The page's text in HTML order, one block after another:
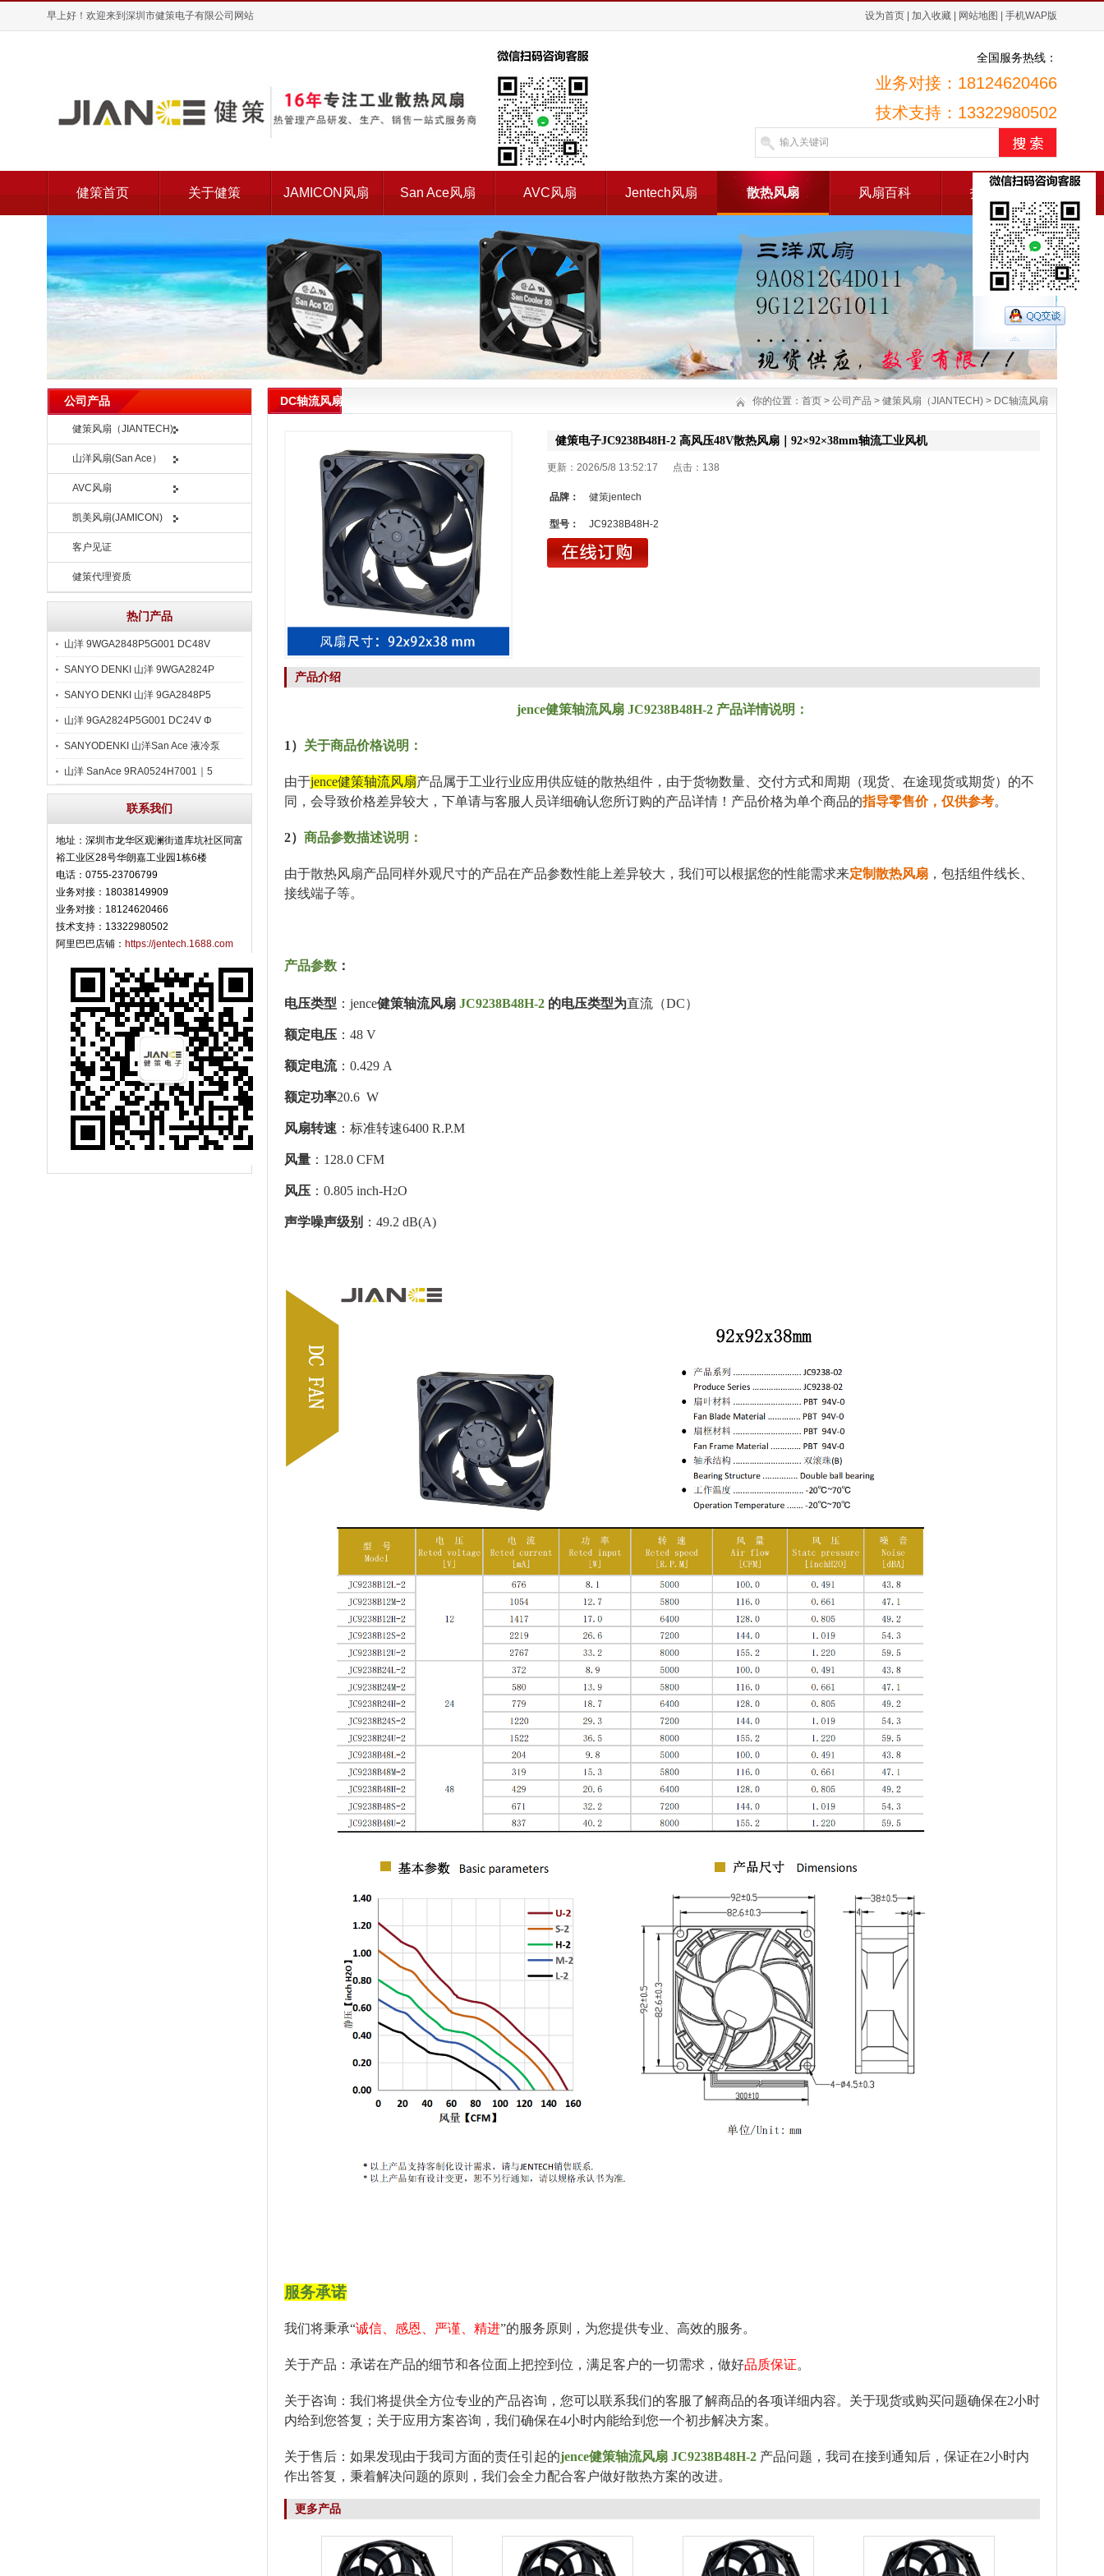
早上好！欢迎来到深圳市健策电子有限公司网站 设为首页 加入收藏 网站地图 手机WAP版
全国服务热线：
业务对接：18124620466
技术支持：13322980502
健策首页 关于健策 JAMICON风扇 San Ace风扇 AVC风扇 Jentech风扇 散热风扇 风扇百科 招贤纳士
公司产品
健策风扇（JIANTECH)
山洋风扇(San Ace）
AVC风扇
凯美风扇(JAMICON)
客户见证
健策代理资质
热门产品
山洋 9WGA2848P5G001 DC48V
SANYO DENKI 山洋 9WGA2824P
SANYO DENKI 山洋 9GA2848P5
山洋 9GA2824P5G001 DC24V Φ
SANYODENKI 山洋San Ace 液冷泵
山洋 SanAce 9RA0524H7001｜5
联系我们
地址：深圳市龙华区观澜街道库坑社区同富
裕工业区28号华朗嘉工业园1栋6楼
电话：0755-23706799
业务对接：18038149909
业务对接：18124620466
技术支持：13322980502
阿里巴巴店铺： https://jentech.1688.com
DC轴流风扇 你的位置： 首页 > 公司产品 > 健策风扇（JIANTECH) > DC轴流风扇
健策电子JC9238B48H-2 高风压48V散热风扇｜92×92×38mm轴流工业风机
更新：2026/5/8 13:52:17 点击： 138
品牌： 健策jentech
型号： JC9238B48H-2
产品介绍
jence健策轴流风扇 JC9238B48H-2 产品详情说明：
1） 关于商品价格说明：
由于jence健策轴流风扇产品属于工业行业应用供应链的散热组件，由于货物数量、交付方式和周期（现货、在途现货或期货）的不
同，会导致价格差异较大，下单请与客服人员详细确认您所订购的产品详情！产品价格为单个商品的指导零售价，仅供参考。
2） 商品参数描述说明：
由于散热风扇产品同样外观尺寸的产品在产品参数性能上差异较大，我们可以根据您的性能需求来定制散热风扇 ，包括组件线长、
接线端子等。
产品参数 ：
电压类型 ：jence健策轴流风扇 JC9238B48H-2 的电压类型为直流（DC）
额定电压 ：48 V
额定电流：0.429 A
额定功率20.6 W
风扇转速 ：标准转速6400 R.P.M
风量 ：128.0 CFM
风压 ：0.805 inch-H2O
声学噪声级别 ：49.2 dB(A)
服务承诺
我们将秉承“诚信、感恩、严谨、精进”的服务原则，为您提供专业、高效的服务。
关于产品：承诺在产品的细节和各位面上把控到位，满足客户的一切需求，做好品质保证。
关于咨询：我们将提供全方位专业的产品咨询，您可以联系我们的客服了解商品的各项详细内容。关于现货或购买问题确保在2小时
内给到您答复；关于应用方案咨询，我们确保在4小时内能给到您一个初步解决方案。
关于售后：如果发现由于我司方面的责任引起的jence健策轴流风扇 JC9238B48H-2 产品问题，我司在接到通知后，保证在2小时内
作出答复，秉着解决问题的原则，我们会全力配合客户做好散热方案的改进。
更多产品